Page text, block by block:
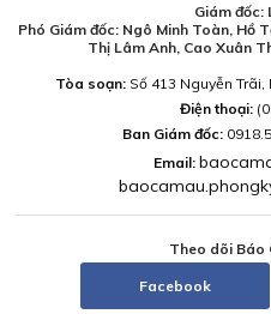
Giám đốc:
Phó Giám đốc: Ngô Minh Toàn, Hồ
Thị Lâm Anh, Cao Xuân
Tòa soạn:Số 413 Nguyễn Trãi,
Điện thoại:
Ban Giám đốc:
Email:
Theo dõi Báo
Facebook